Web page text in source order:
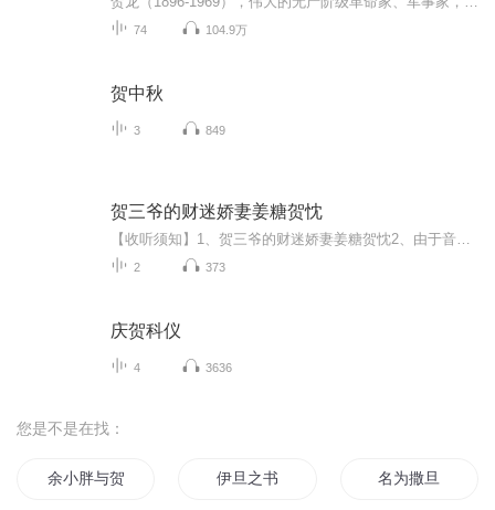
74 104.9万
贺中秋
3 849
贺三爷的财迷娇妻姜糖贺忱
2 373
庆贺科仪
4 3636
您是不是在找：
余小胖与贺大人 伊旦之书 名为撒旦